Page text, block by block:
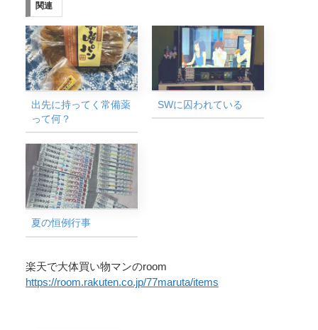
関連
出先に持ってく常備薬
って何？
SWに囚われている
夏の恒例行事
楽天で大体買い物マンのroom
https://room.rakuten.co.jp/77maruta/items